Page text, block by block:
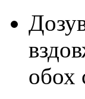
обох